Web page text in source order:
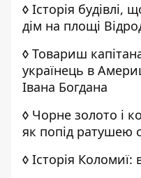
◊ Історія будівлі,
дім на площі
◊ Товариш
українець в
Івана Богдана
◊ Чорне золото і
як попід ратушею
◊ Історія